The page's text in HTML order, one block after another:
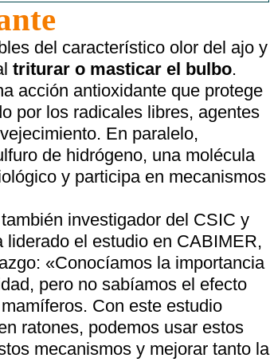
del característico olor del ajo y
triturar o masticar el bulbo.
acción antioxidante que protege
por los radicales libres, agentes
En paralelo,
de hidrógeno, una molécula
y participa en mecanismos
investigador del CSIC y
liderado el estudio en CABIMER,
«Conocíamos la importancia
pero no sabíamos el efecto
Con este estudio
ratones, podemos usar estos
mecanismos y mejorar tanto la